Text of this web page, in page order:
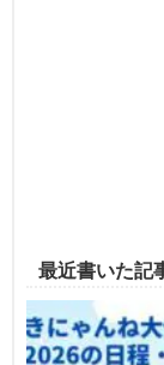
最近書いた記